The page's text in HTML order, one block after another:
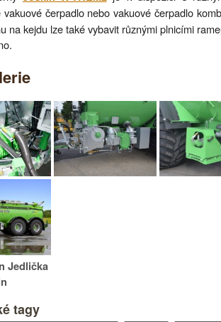
vakuové čerpadlo nebo vakuové čerpadlo
na kejdu lze také vybavit různými plnicími
Jedlička
tagy